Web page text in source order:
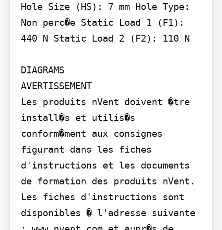
Hole Size (HS): 7 mm Hole Type:
Non perc�e Static Load 1 (F1):
440 N Static Load 2 (F2): 110 N
DIAGRAMS
AVERTISSEMENT
Les produits nVent doivent �tre
install�s et utilis�s
conform�ment aux consignes
figurant dans les fiches
d'instructions et les documents
de formation des produits nVent.
Les fiches d'instructions sont
disponibles � l'adresse suivante